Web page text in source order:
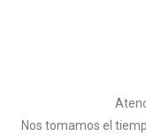
Nos tomamos el